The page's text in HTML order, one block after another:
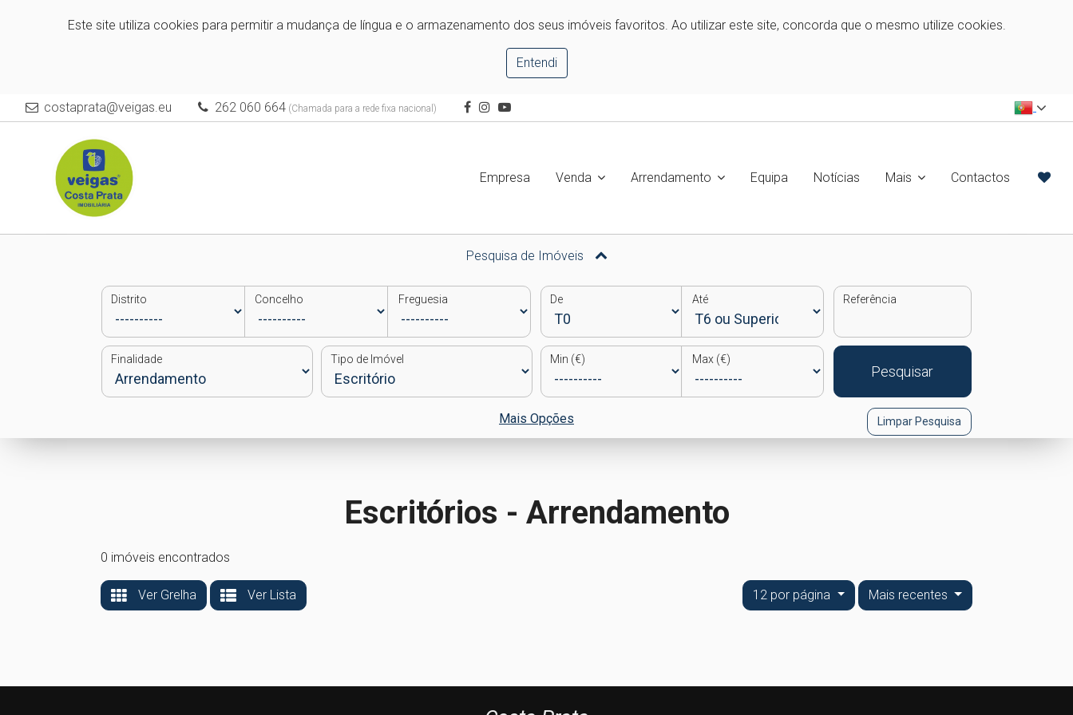
Este site utiliza cookies para permitir a mudança de língua e o armazenamento dos seus imóveis favoritos. Ao utilizar este site, concorda que o mesmo utilize cookies.
Entendi
costaprata@veigas.eu 262 060 664 (Chamada para a rede fixa nacional)
Empresa Venda Arrendamento Equipa Notícias Mais Contactos
Pesquisa de Imóveis
Distrito Concelho Freguesia De Até Referência
Finalidade Tipo de Imóvel Min (€) Max (€)
Pesquisar
Mais Opções Limpar Pesquisa
Escritórios - Arrendamento
0 imóveis encontrados
Ver Grelha Ver Lista 12 por página Mais recentes